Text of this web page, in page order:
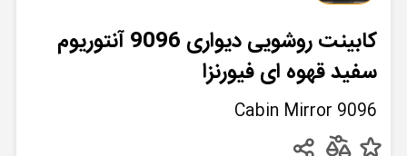
کابینت روشویی دیواری 9096 آنتوریوم
سفید قهوه ای فیورنزا
Cabin Mirror 9096